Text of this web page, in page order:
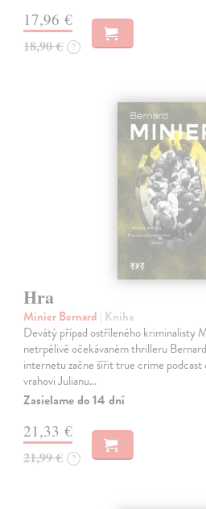
17,96 €
18,90 € ?
Hra
Minier Bernard | Kniha
Devátý případ ostříleného kriminalisty
netrpělivě očekávaném thrilleru
internetu začne šířit true crime
vrahovi Julianu…
Zasielame do 14 dní
21,33 €
21,99 € ?